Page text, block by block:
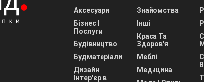
Аксесуари
Бізнес І
Послуги
Будівництво
Будматеріали
Дизайн
Інтер'єрів
Знайомства
Інші
Краса Та
Здоров'я
Меблі
Медицина